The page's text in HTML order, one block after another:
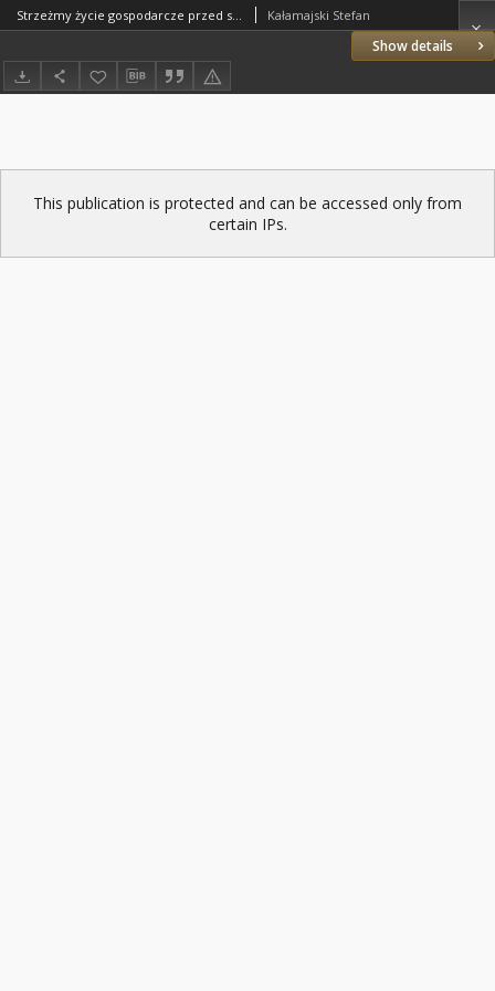
Show details
Strzeżmy życie gospodarcze przed stagnacją Kałamajski Stefan
This publication is protected and can be accessed only from
certain IPs.